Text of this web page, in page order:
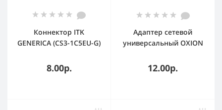
Коннектор ITK
GENERICA (CS3-1C5EU-G)
8.00р.
Адаптер сетевой
универсальный OXION
медь, OX-
SKTADP220PBAG
12.00р.